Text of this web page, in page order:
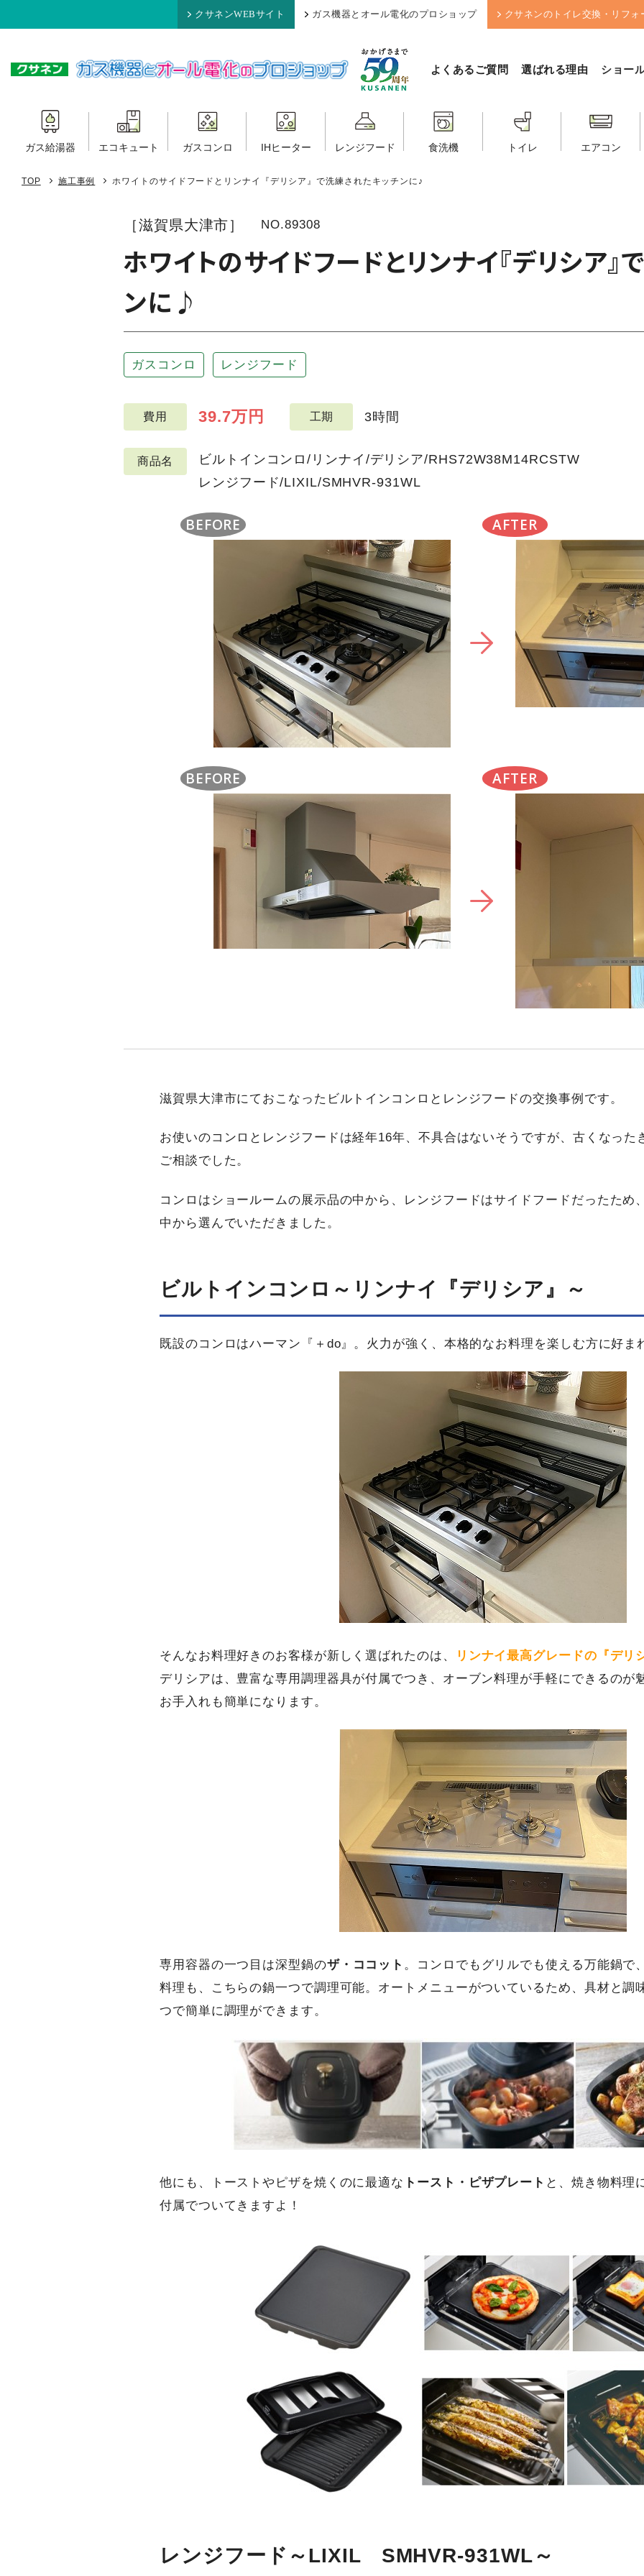
クサネンWEBサイト ガス機器とオール電化のプロショップ クサネンのトイレ交換・リフォ
よくあるご質問 選ばれる理由 ショー
ガス給湯器 エコキュート ガスコンロ IHヒーター レンジフード 食洗機 トイレ エアコン
TOP 施工事例 ホワイトのサイドフードとリンナイ『デリシア』で洗練されたキッチンに♪
［滋賀県大津市］ NO.89308
ホワイトのサイドフードとリンナイ『デリシア』
ンに♪
ガスコンロ レンジフード
費用 39.7万円 工期 3時間
商品名
ビルトインコンロ/リンナイ/デリシア/RHS72W38M14RCSTW
レンジフード/LIXIL/SMHVR-931WL
BEFORE AFTER
BEFORE AFTER
滋賀県大津市にておこなったビルトインコンロとレンジフードの交換事例です。
お使いのコンロとレンジフードは経年16年、不具合はないそうですが、古くなった
ご相談でした。
コンロはショールームの展示品の中から、レンジフードはサイドフードだったため
中から選んでいただきました。
ビルトインコンロ～リンナイ『デリシア』～
既設のコンロはハーマン『＋do』。火力が強く、本格的なお料理を楽しむ方に好ま
そんなお料理好きのお客様が新しく選ばれたのは、 リンナイ最高グレードの『デリ
デリシアは、豊富な専用調理器具が付属でつき、オーブン料理が手軽にできるのが
お手入れも簡単になります。
専用容器の一つ目は深型鍋のザ・ココット 。コンロでもグリルでも使える万能鍋で
料理も、こちらの鍋一つで調理可能。オートメニューがついているため、具材と調
つで簡単に調理ができます。
他にも、トーストやピザを焼くのに最適な トースト・ピザプレート と、焼き物料理
付属でついてきますよ！
レンジフード～LIXIL SMHVR-931WL～